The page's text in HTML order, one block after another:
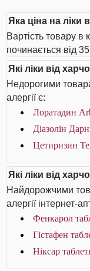
Яка ціна на ліки
Вартість товару в
починається від
Які ліки від
Недорогими
алергії є:
Лоратадин
Діазолін
Цетиризин
Які ліки від
Найдорожчими
алергії інтернет-
Фенкарол
Гістафен
Ніксар